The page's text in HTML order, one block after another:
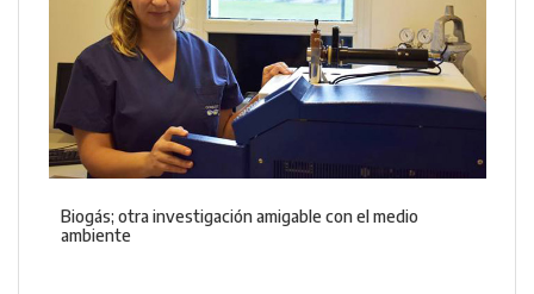
Biogás; otra investigación amigable con el medio
ambiente